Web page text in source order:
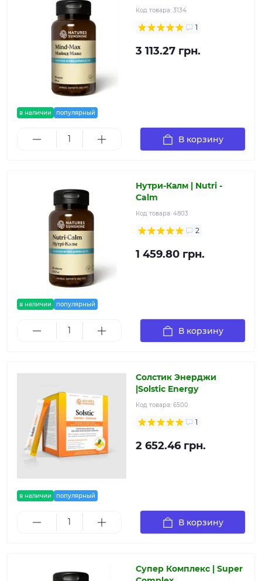
в наличии популярный
Код товара: 3134
1
3 113.27 грн.
В корзину
в наличии популярный
Нутри-Калм | Nutri -
Calm
Код товара: 4803
2
1 459.80 грн.
В корзину
в наличии популярный
Солстик Энерджи
|Solstic Energy
Код товара: 6500
1
2 652.46 грн.
В корзину
Супер Комплекс | Super